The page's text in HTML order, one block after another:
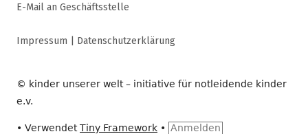
E-Mail an Geschäftsstelle
Impressum Datenschutzerklärung
© kinder unserer welt – initiative für notleidende kinder
e.v.
• VerwendetTiny Framework • Anmelden